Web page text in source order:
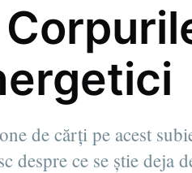
de cărți pe acest
despre ce se știe deja